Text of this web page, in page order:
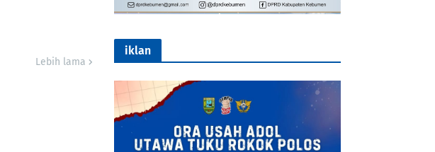
Lebih lama
iklan